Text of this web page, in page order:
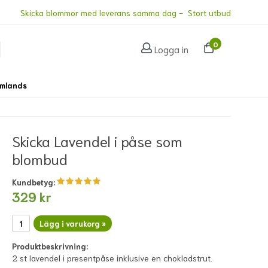
Skicka blommor med leverans samma dag - Stort utbud
Logga in 0
Skicka Lavendel i påse som
blombud
Kundbetyg:
329 kr
Lägg i varukorg »
Produktbeskrivning:
2 st lavendel i presentpåse inklusive en chokladstrut.